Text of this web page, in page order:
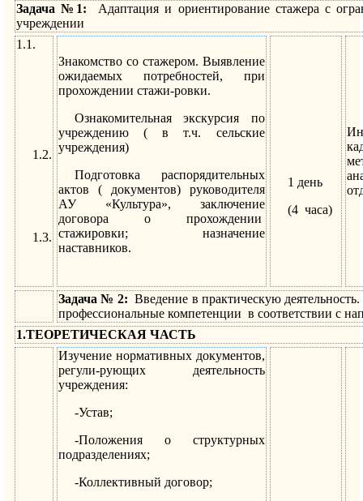
Задача №1: Адаптация и ориентирование стажера с
учреждении
1.1.
1.2.
1.3.
Знакомство со стажером. Выявление
ожидаемых потребностей, при
прохождении стажи-ровки.
Ознакомительная экскурсия по
учреждению ( в т.ч. сельские
учреждения)
Подготовка распорядительных
актов ( документов) руководителя
АУ «Культура», заключение
договора о прохождении
стажировки; назначение
наставников.
1 день
(4 часа)
Задача № 2: Введение в практическую деятельность.
профессиональные компетенции в соответствии с
1.ТЕОРЕТИЧЕСКАЯ ЧАСТЬ
Изучение нормативных документов,
регули-рующих деятельность
учреждения:
-Устав;
-Положения о структурных
подразделениях;
-Коллективный договор;